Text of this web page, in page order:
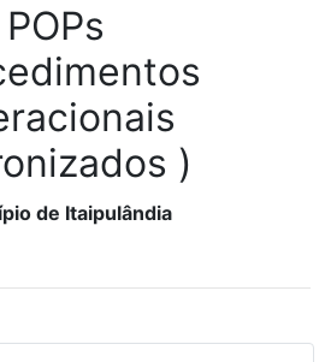
POPs
)
de Itaipulândia